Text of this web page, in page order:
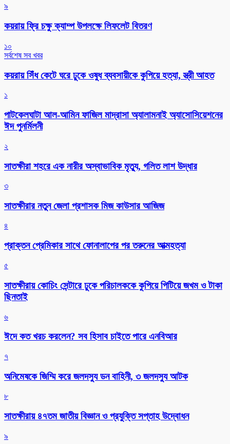
৯
কয়রায় ফ্রি চক্ষু ক্যাম্প উপলক্ষে লিফলেট বিতরণ
১০
সর্বশেষ সব খবর
কয়রায় সিঁধ কেটে ঘরে ঢুকে ওষুধ ব্যবসায়ীকে কুপিয়ে হত্যা, স্ত্রী আহত
১
পাটকেলঘাটা আল-আমিন ফাজিল মাদ্রাসা অ্যালামনাই অ্যাসোসিয়েশনের
ঈদ পুনর্মিলনী
২
সাতক্ষীরা শহরে এক নারীর অস্বাভাবিক মৃত্যু, গলিত লাশ উদ্ধার
৩
সাতক্ষীরার নতুন জেলা প্রশাসক মিজ কাউসার আজিজ
৪
প্রাক্তন প্রেমিকার সাথে ফোনালাপের পর তরুনের আত্মহত্যা
৫
সাতক্ষীরায় কোচিং সেন্টারে ঢুকে পরিচালককে কুপিয়ে পিটিয়ে জখম ও টাকা
ছিনতাই
৬
ঈদে কত খরচ করলেন? সব হিসাব চাইতে পারে এনবিআর
৭
অনিমেষকে জিম্মি করে জলদস্যু ডন বাহিনী, ৩ জলদস্যু আটক
৮
সাতক্ষীরায় ৪৭তম জাতীয় বিজ্ঞান ও প্রযুক্তি সপ্তাহ উদ্বোধন
৯